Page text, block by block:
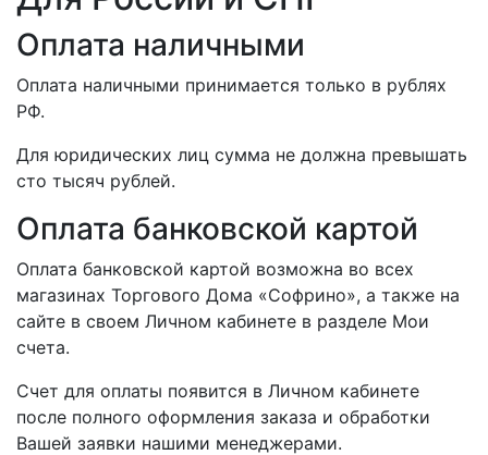
Оплата наличными
Оплата наличными принимается только в рублях
РФ.
Для юридических лиц сумма не должна превышать
сто тысяч рублей.
Оплата банковской картой
Оплата банковской картой возможна во всех
магазинах Торгового Дома «Софрино», а также на
сайте в своем Личном кабинете в разделе Мои
счета.
Счет для оплаты появится в Личном кабинете
после полного оформления заказа и обработки
Вашей заявки нашими менеджерами.